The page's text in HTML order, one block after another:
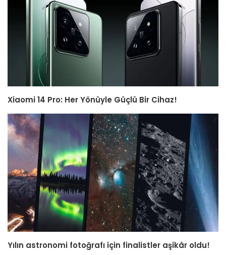
Xiaomi 14 Pro: Her Yönüyle Güçlü Bir Cihaz!
Yılın astronomi fotoğrafı için finalistler aşikâr oldu!